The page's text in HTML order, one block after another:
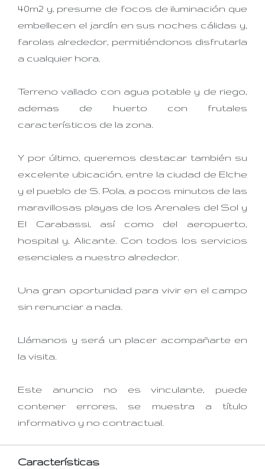
40m2 y, presume de focos de iluminación que
embellecen el jardín en sus noches cálidas y,
farolas alrededor, permitiéndonos disfrutarla
a cualquier hora.
Terreno vallado con agua potable y de riego,
ademas de huerto con frutales
característicos de la zona.
Y por último, queremos destacar también su
excelente ubicación, entre la ciudad de Elche
y el pueblo de S. Pola, a pocos minutos de las
maravillosas playas de los Arenales del Sol y
El Carabassi, así como del aeropuerto,
hospital y, Alicante. Con todos los servicios
esenciales a nuestro alrededor.
Una gran oportunidad para vivir en el campo
sin renunciar a nada.
Llámanos y será un placer acompañarte en
la visita.
Este anuncio no es vinculante, puede
contener errores, se muestra a título
informativo y no contractual.
Características